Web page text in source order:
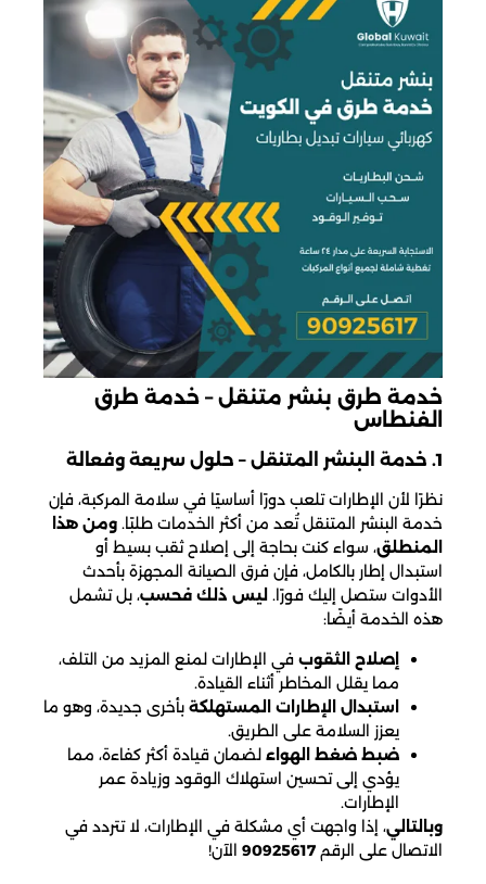
خدمة طرق بنشر متنقل – خدمة طرق
الفنطاس
1. خدمة البنشر المتنقل – حلول سريعة وفعالة
نظرًا لأن الإطارات تلعب دورًا أساسيًا في سلامة المركبة، فإن
خدمة البنشر المتنقل تُعد من أكثر الخدمات طلبًا. ومن هذا
المنطلق، سواء كنت بحاجة إلى إصلاح ثقب بسيط أو
استبدال إطار بالكامل، فإن فرق الصيانة المجهزة بأحدث
الأدوات ستصل إليك فورًا. ليس ذلك فحسب، بل تشمل
هذه الخدمة أيضًا:
إصلاح الثقوب في الإطارات لمنع المزيد من التلف،
مما يقلل المخاطر أثناء القيادة.
استبدال الإطارات المستهلكة بأخرى جديدة، وهو ما
يعزز السلامة على الطريق.
ضبط ضغط الهواء لضمان قيادة أكثر كفاءة، مما
يؤدي إلى تحسين استهلاك الوقود وزيادة عمر
الإطارات.
وبالتالي، إذا واجهت أي مشكلة في الإطارات، لا تتردد في
الاتصال على الرقم 90925617 الآن!